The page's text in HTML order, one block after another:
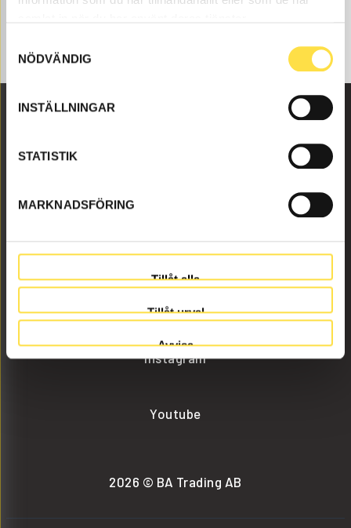
NÖDVÄNDIG
INSTÄLLNINGAR
STATISTIK
MARKNADSFÖRING
Tillåt alla
Tillåt urval
Avvisa
info@batrading.se
+46 (0) 152-32500
Instagram
Youtube
2026 © BA Trading AB